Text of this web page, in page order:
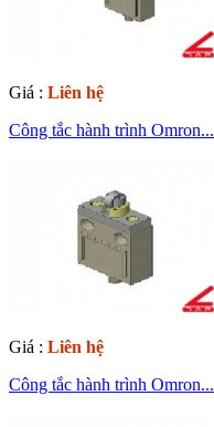
Giá : Liên hệ
Công tắc hành trình Omron...
Giá : Liên hệ
Công tắc hành trình Omron...